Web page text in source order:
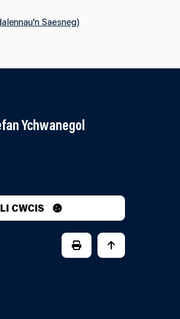
Saesneg)
Ychwanegol
CWCIS
PRINT PAGEJUMP BACK